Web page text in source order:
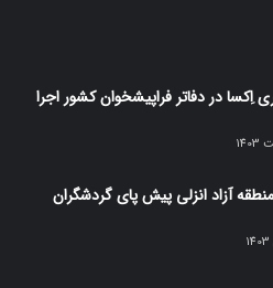
اِکسا در دفاتر فراپیشخوان کشور اجرا
آزاد انزلی پیش پای گردشگران